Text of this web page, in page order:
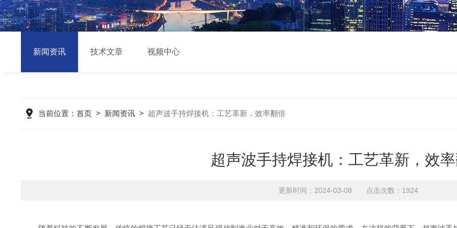
新闻资讯 技术文章 视频中心
当前位置： 首页> 新闻资讯> 超声波手持焊接机：工艺革新，效率翻倍
超声波手持焊接机：工艺革新，效
更新时间：2024-03-08 点击次数：1924